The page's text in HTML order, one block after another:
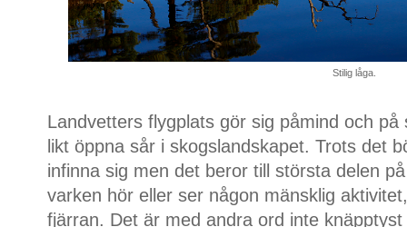
Stilig låga.
Landvetters flygplats gör sig påmind och
likt öppna sår i skogslandskapet. Trots det
infinna sig men det beror till största delen
varken hör eller ser någon mänsklig
fjärran. Det är med andra ord inte